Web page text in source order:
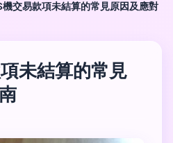
機交易款項未結算的常見原因及應對
未結算的常見